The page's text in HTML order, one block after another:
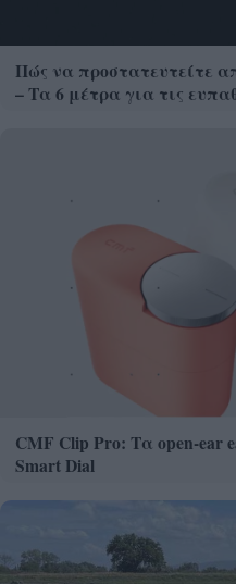
Πώς να προστατευτείτε
– Τα 6 μέτρα για τις
CMF Clip Pro: Τα open-ear
Smart Dial